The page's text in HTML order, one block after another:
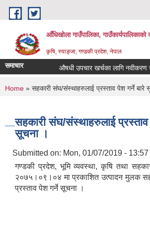
Skip to main content
आँधिखोला गाउँपालिका, गाउँकार्यपालिकाको
कृषि, स्याङ्जा, गण्डकी प्रदेश, नेपाल
समाचार औषधी उपचार खर्चका लागि नवीकरण
You are here
Home » सहकारी संघ/संस्थाहरुलाई प्रस्ताव पेश गर्ने बारे
सहकारी संघ/संस्थाहरुलाई प्रस्ताव
सूचना ।
Submitted on: Mon, 01/07/2019 - 13:57
गण्डकी प्रदेश, भूमि व्यवस्था, कृषि तथा
२०७५।०९।०४ मा प्रकाशित उत्पादन मुलक
प्रस्ताव पेश गर्ने सूचना ।